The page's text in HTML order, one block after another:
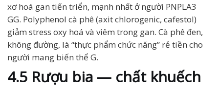
xơ hoá gan tiến triển, mạnh nhất ở người PNPLA3
GG. Polyphenol cà phê (axit chlorogenic, cafestol)
giảm stress oxy hoá và viêm trong gan. Cà phê đen,
không đường, là “thực phẩm chức năng” rẻ tiền cho
người mang biến thể G.
4.5 Rượu bia — chất khuếch